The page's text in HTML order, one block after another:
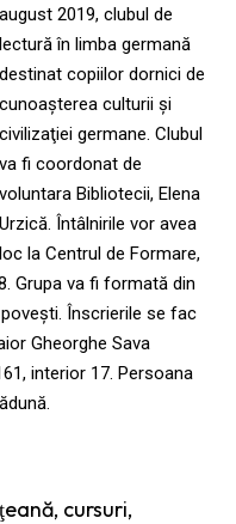
august 2019, clubul de
lectură în limba germană
destinat copiilor dornici de
cunoaşterea culturii şi
civilizaţiei germane. Clubul
va fi coordonat de
voluntara Bibliotecii, Elena
Urzică. Întâlnirile vor avea
loc la Centrul de Formare,
Grupa va fi formată din
Înscrierile se fac
Gheorghe Sava
interior 17. Persoana
, cursuri,